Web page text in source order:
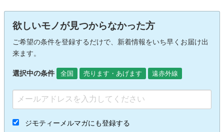
欲しいモノが見つからなかった方
ご希望の条件を登録するだけで、新着情報をいち早くお届け出
来ます。
選択中の条件 全国 売ります・あげます 遠赤外線
ジモティーメルマガにも登録する